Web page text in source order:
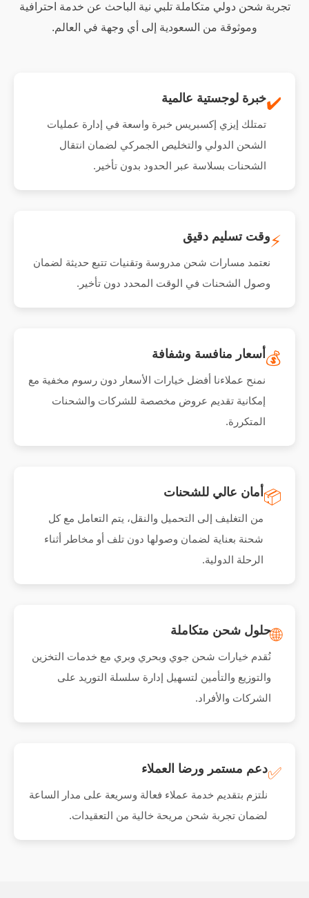
تجربة شحن دولي متكاملة تلبي نية الباحث عن خدمة احترافية
وموثوقة من السعودية إلى أي وجهة في العالم.
✔️خبرة لوجستية عالمية
تمتلك إيزي إكسبريس خبرة واسعة في إدارة عمليات
الشحن الدولي والتخليص الجمركي لضمان انتقال
الشحنات بسلاسة عبر الحدود بدون تأخير.
⚡وقت تسليم دقيق
نعتمد مسارات شحن مدروسة وتقنيات تتبع حديثة لضمان
وصول الشحنات في الوقت المحدد دون تأخير.
💰 أسعار منافسة وشفافة
نمنح عملاءنا أفضل خيارات الأسعار دون رسوم مخفية مع
إمكانية تقديم عروض مخصصة للشركات والشحنات
المتكررة.
📦 أمان عالي للشحنات
من التغليف إلى التحميل والنقل، يتم التعامل مع كل
شحنة بعناية لضمان وصولها دون تلف أو مخاطر أثناء
الرحلة الدولية.
🌐حلول شحن متكاملة
نُقدم خيارات شحن جوي وبحري وبري مع خدمات التخزين
والتوزيع والتأمين لتسهيل إدارة سلسلة التوريد على
الشركات والأفراد.
✅دعم مستمر ورضا العملاء
نلتزم بتقديم خدمة عملاء فعالة وسريعة على مدار الساعة
لضمان تجربة شحن مريحة خالية من التعقيدات.